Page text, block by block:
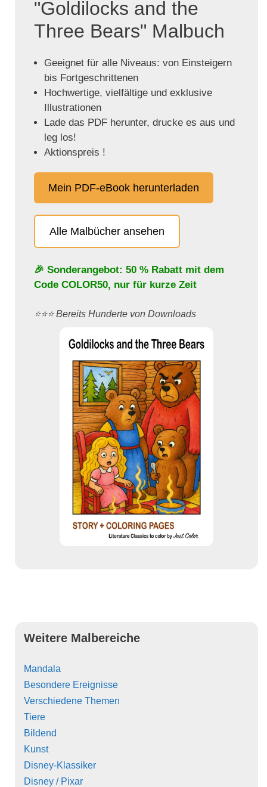
"Goldilocks and the
Three Bears" Malbuch
Geeignet für alle Niveaus: von Einsteigern
bis Fortgeschrittenen
Hochwertige, vielfältige und exklusive
Illustrationen
Lade das PDF herunter, drucke es aus und
leg los!
Aktionspreis !
Mein PDF-eBook herunterladen
Alle Malbücher ansehen
🎉 Sonderangebot: 50 % Rabatt mit dem
Code COLOR50, nur für kurze Zeit
⭐️⭐️⭐️ Bereits Hunderte von Downloads
Weitere Malbereiche
Mandala
Besondere Ereignisse
Verschiedene Themen
Tiere
Bildend
Kunst
Disney-Klassiker
Disney / Pixar